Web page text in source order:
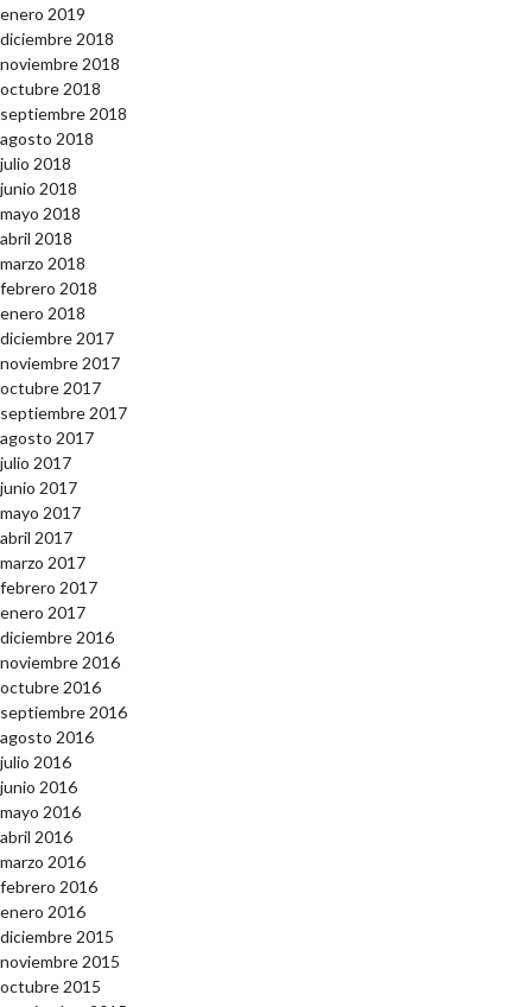
enero 2019
diciembre 2018
noviembre 2018
octubre 2018
septiembre 2018
agosto 2018
julio 2018
junio 2018
mayo 2018
abril 2018
marzo 2018
febrero 2018
enero 2018
diciembre 2017
noviembre 2017
octubre 2017
septiembre 2017
agosto 2017
julio 2017
junio 2017
mayo 2017
abril 2017
marzo 2017
febrero 2017
enero 2017
diciembre 2016
noviembre 2016
octubre 2016
septiembre 2016
agosto 2016
julio 2016
junio 2016
mayo 2016
abril 2016
marzo 2016
febrero 2016
enero 2016
diciembre 2015
noviembre 2015
octubre 2015